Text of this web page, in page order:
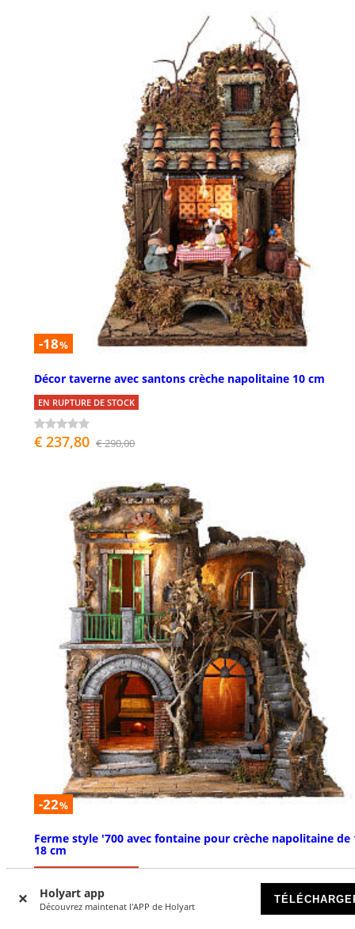
Holyart app
Découvrez maintenat l'APP de Holyart
-18%
Décor taverne avec santons crèche napolitaine 10 cm
EN RUPTURE DE STOCK
€ 237,80 € 290,00
-22%
Ferme style '700 avec fontaine pour crèche napolitaine de
18 cm
€ 179,00